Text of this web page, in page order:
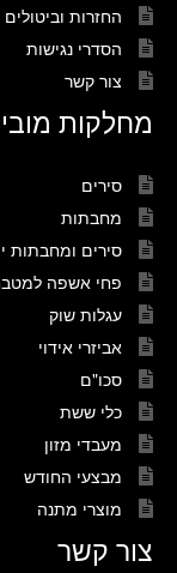
החזרות וביטולים
הסדרי נגישות
צור קשר
מחלקות
סירים
מחבתות
סירים ומחבתות
פחי אשפה
עגלות שוק
אביזרי אידוי
סכו"ם
כלי ששת
מעבדי מזון
מבצעי החודש
מוצרי מתנה
צור קשר